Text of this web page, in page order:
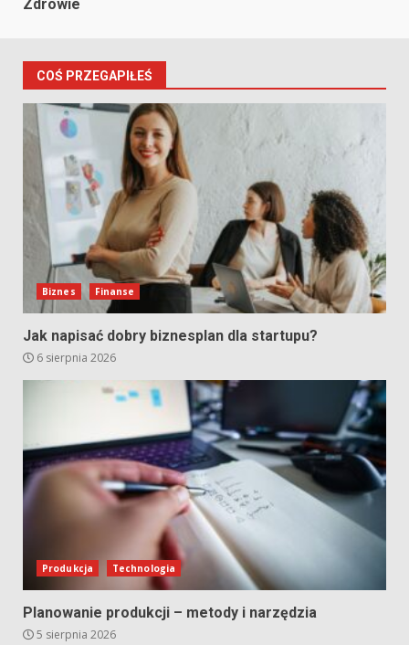
Zdrowie
COŚ PRZEGAPIŁEŚ
Biznes Finanse
Jak napisać dobry biznesplan dla startupu?
6 sierpnia 2026
Produkcja Technologia
Planowanie produkcji – metody i narzędzia
5 sierpnia 2026